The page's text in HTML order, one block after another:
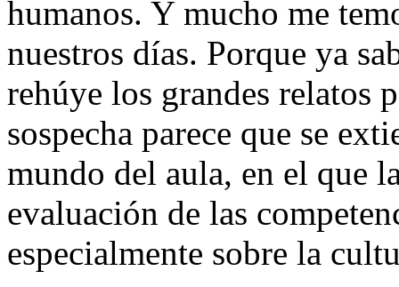
humanos. Y mucho me
nuestros días. Porque ya
rehúye los grandes relatos
sospecha parece que se
mundo del aula, en el que
evaluación de las
especialmente sobre la